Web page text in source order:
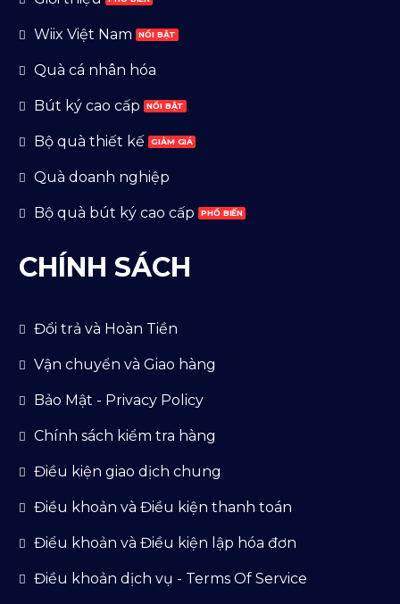
Wiix Việt Nam
Quà cá nhân hóa
Bút ký cao cấp
Bộ quà thiết kế
Quà doanh nghiệp
Bộ quà bút ký cao cấp
CHÍNH SÁCH
Đổi trả và Hoàn Tiền
Vận chuyển và Giao hàng
Bảo Mật - Privacy Policy
Chính sách kiểm tra hàng
Điều kiện giao dịch chung
Điều khoản và Điều kiện thanh toán
Điểu khoản và Điều kiện lập hóa đơn
Điều khoản dịch vụ - Terms Of Service